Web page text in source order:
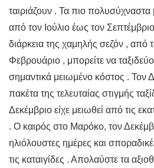
ταιριάζουν . Τα πιο πολυσύχναστα
από τον Ιούλιο έως τον
διάρκεια της χαμηλής σεζόν , από
Φεβρουάριο , μπορείτε να
σημαντικά μειωμένο κόστος . Τον
πακέτα της τελευταίας στιγμής
Δεκέμβριο είχε μειωθεί από τις
. Ο καιρός στο Μαρόκο, τον
ηλιόλουστες ημέρες και
τις καταιγίδες . Απολαύστε τα